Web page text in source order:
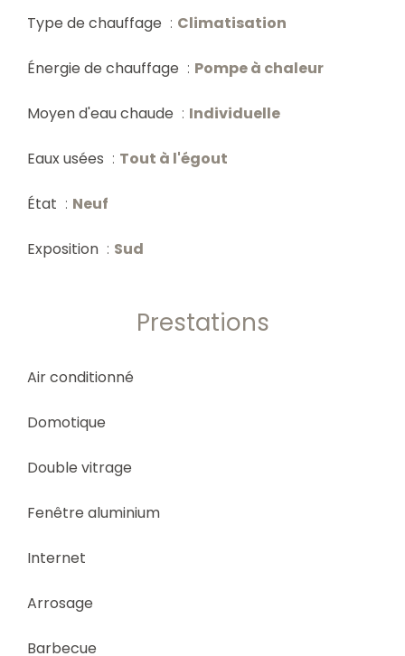
Type de chauffage Climatisation
Énergie de chauffage Pompe à chaleur
Moyen d'eau chaude Individuelle
Eaux usées Tout à l'égout
État Neuf
Exposition Sud
Prestations
Air conditionné
Domotique
Double vitrage
Fenêtre aluminium
Internet
Arrosage
Barbecue